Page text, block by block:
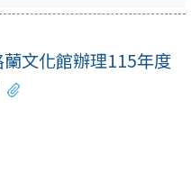
文化館辦理115年度